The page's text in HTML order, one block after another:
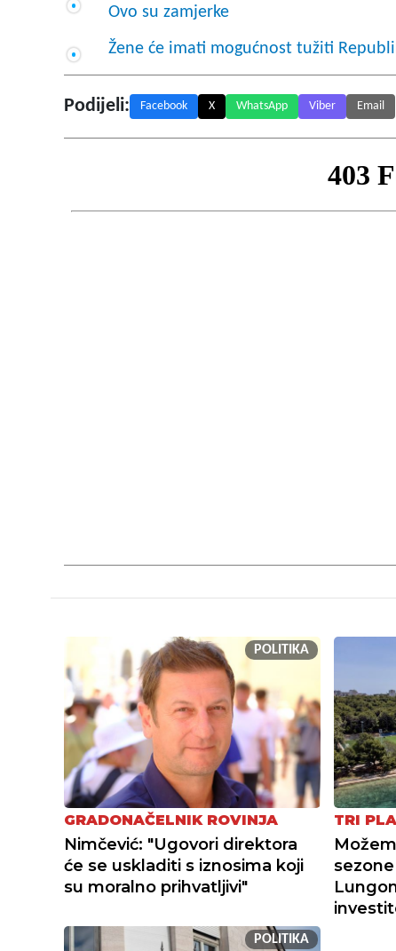
Ovo su zamjerke
Žene će imati mogućnost tužiti
Podijeli: Facebook X WhatsApp Viber Email
POLITIKA
GRADONAČELNIK ROVINJA
Nimčević: "Ugovori direktora
će se uskladiti s iznosima koji
su moralno prihvatljivi"
TRI
POLITIKA